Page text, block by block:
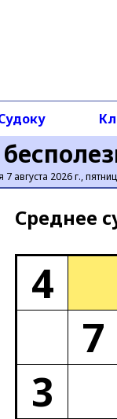
7 августа 2026 г.,
Среднее
4
7
3